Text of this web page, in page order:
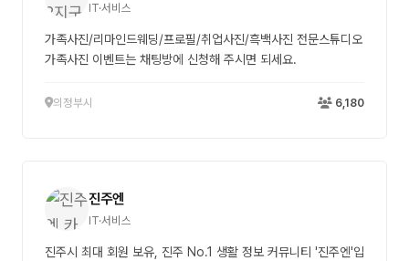
IT·서비스
가족사진/리마인드웨딩/프로필/취업사진/흑백사진 전문스튜디오
가족사진 이벤트는 채팅방에 신청해 주시면 되세요.
의정부시 6,180
진주엔
IT·서비스
진주시 최대 회원 보유, 진주 No.1 생활 정보 커뮤니티 '진주엔'입